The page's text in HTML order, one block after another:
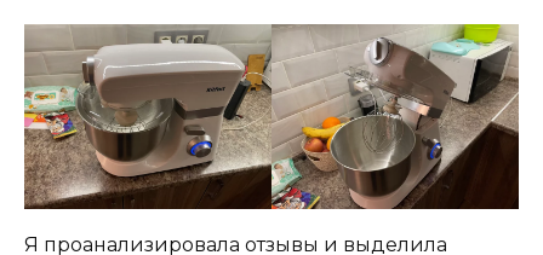
Я проанализировала отзывы и выделила